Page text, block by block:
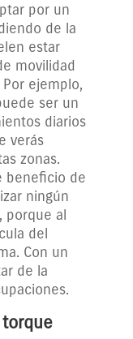
por un
de la
estar
movilidad
ejemplo,
ser un
diarios
verás
zonas.
beneficio de
ningún
porque al
del
Con un
de la